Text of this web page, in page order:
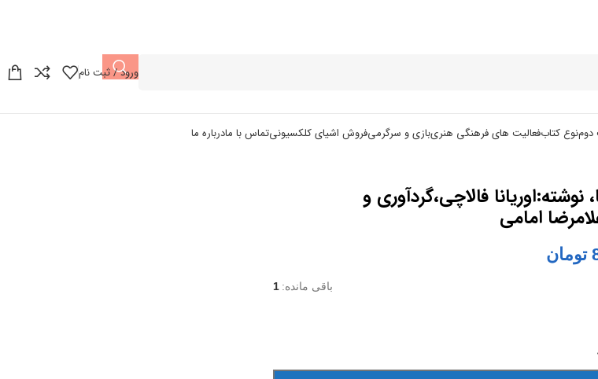
ورود / ثبت نام
نوع کتابفعالیت های فرهنگی هنریبازی و سرگرمیفروش اشیای کلکسیونیتماس با مادرباره ما
نوشته:اوریانا فالاچی،گردآوری و
امامی
تومان
باقی مانده: 1